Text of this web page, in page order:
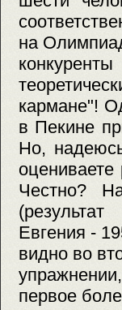
на
кармане"!
в Пекине
Но,
Честно?
(результат
Евгения -
видно во
первое